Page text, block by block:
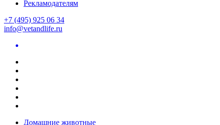
Рекламодателям
+7 (495) 925 06 34
info@vetandlife.ru
Домашние животные